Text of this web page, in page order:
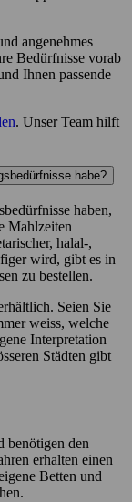
angenehmes
Bedürfnisse vorab
Ihnen passende
. Unser Team hilft
habe?
haben,
Mahlzeiten
halal-,
wird, gibt es in
zu bestellen.
Seien Sie
weiss, welche
Interpretation
Städten gibt
benötigen den
erhalten einen
Betten und